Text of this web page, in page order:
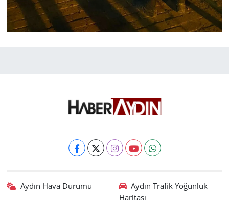
Aydın Hava Durumu
Aydın Trafik Yoğunluk
Haritası